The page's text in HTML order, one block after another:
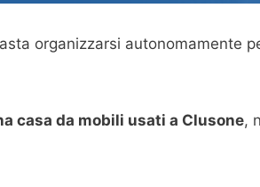
organizzarsi autonomamente
casa da mobili usati a Clusone,